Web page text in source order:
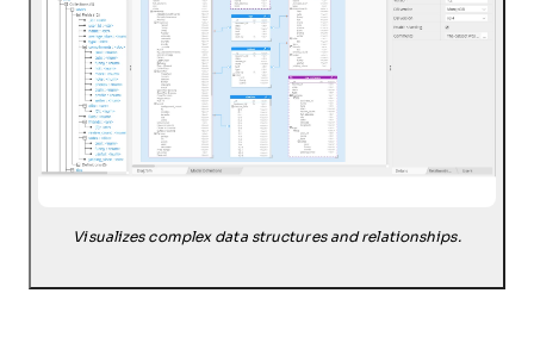
Visualizes complex data structures and relationships.